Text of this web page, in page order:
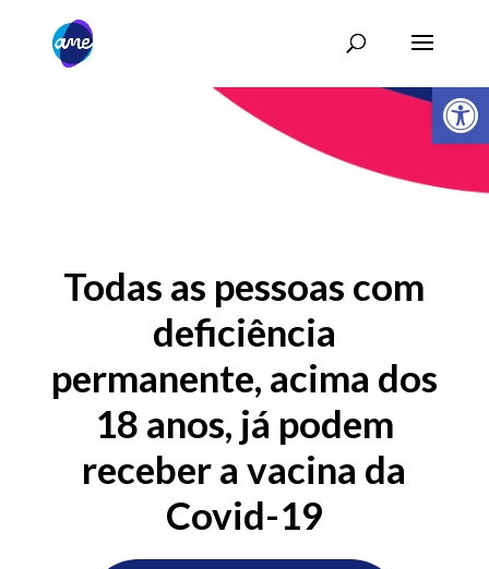
Abrir
Todas as pessoas com
deficiência
permanente, acima dos
18 anos, já podem
receber a vacina da
Covid-19